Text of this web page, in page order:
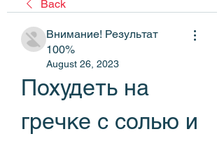
Back
Внимание! Результат
100%
August 26, 2023
Похудеть на
гречке с солью и